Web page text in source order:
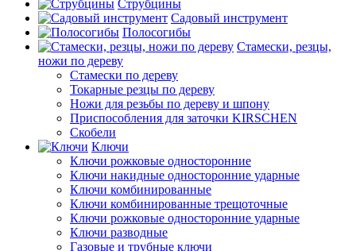
Струбцины
Садовый инструмент
Полосогибы
Стамески, резцы,
ножи по дереву
Стамески по дереву
Токарные резцы по дереву
Ножи для резьбы по дереву и шпону
Приспособления для заточки KIRSCHEN
Скобели
Ключи
Ключи рожковые односторонние
Ключи накидные односторонние ударные
Ключи комбинированные
Ключи комбинированные трещоточные
Ключи рожковые односторонние ударные
Ключи разводные
Газовые и трубные ключи